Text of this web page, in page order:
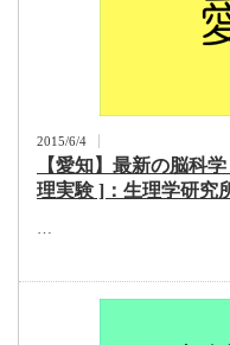
2015/6/4
【愛知】最新の脳科
理実験 ]：生理学研
…